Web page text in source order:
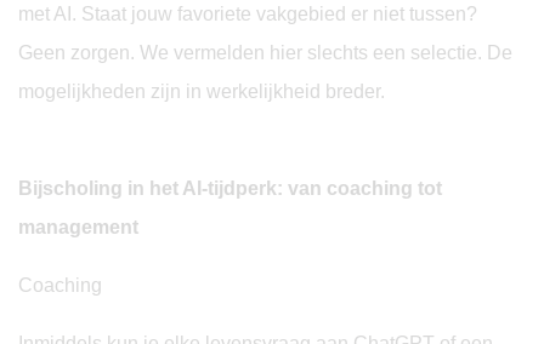
met AI. Staat jouw favoriete vakgebied er niet tussen?
Geen zorgen. We vermelden hier slechts een selectie. De
mogelijkheden zijn in werkelijkheid breder.
Bijscholing in het AI-tijdperk: van coaching tot
management
Coaching